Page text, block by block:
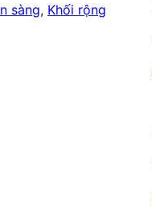
sàng, Khối rộng